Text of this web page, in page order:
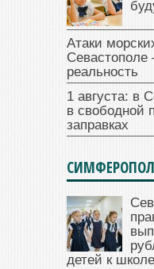
Атаки
реальность
1 августа: в
в свободной
заправках
детей к школе